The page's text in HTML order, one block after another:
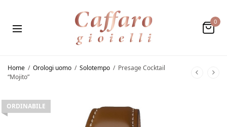
0
Home / Orologi uomo / Solotempo / Presage Cocktail
“Mojito”
ORDINABILE